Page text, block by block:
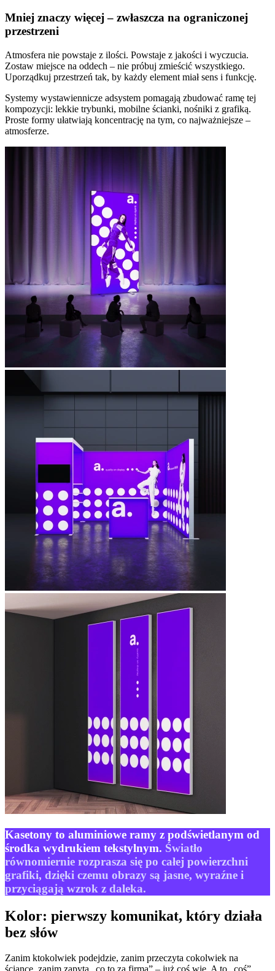
Mniej znaczy więcej – zwłaszcza na ograniczonej
przestrzeni
Atmosfera nie powstaje z ilości. Powstaje z jakości i wyczucia.
Zostaw miejsce na oddech – nie próbuj zmieścić wszystkiego.
Uporządkuj przestrzeń tak, by każdy element miał sens i funkcję.
Systemy wystawiennicze adsystem pomagają zbudować ramę tej
kompozycji: lekkie trybunki, mobilne ścianki, nośniki z grafiką.
Proste formy ułatwiają koncentrację na tym, co najważniejsze –
atmosferze.
Kasetony to aluminiowe ramy z podświetlanym od
środka wydrukiem tekstylnym. Światło
równomiernie rozprasza się po całej powierzchni
grafiki, dzięki czemu obrazy są jasne, wyraźne i
przyciągają wzrok z daleka.
Kolor: pierwszy komunikat, który działa
bez słów
Zanim ktokolwiek podejdzie, zanim przeczyta cokolwiek na